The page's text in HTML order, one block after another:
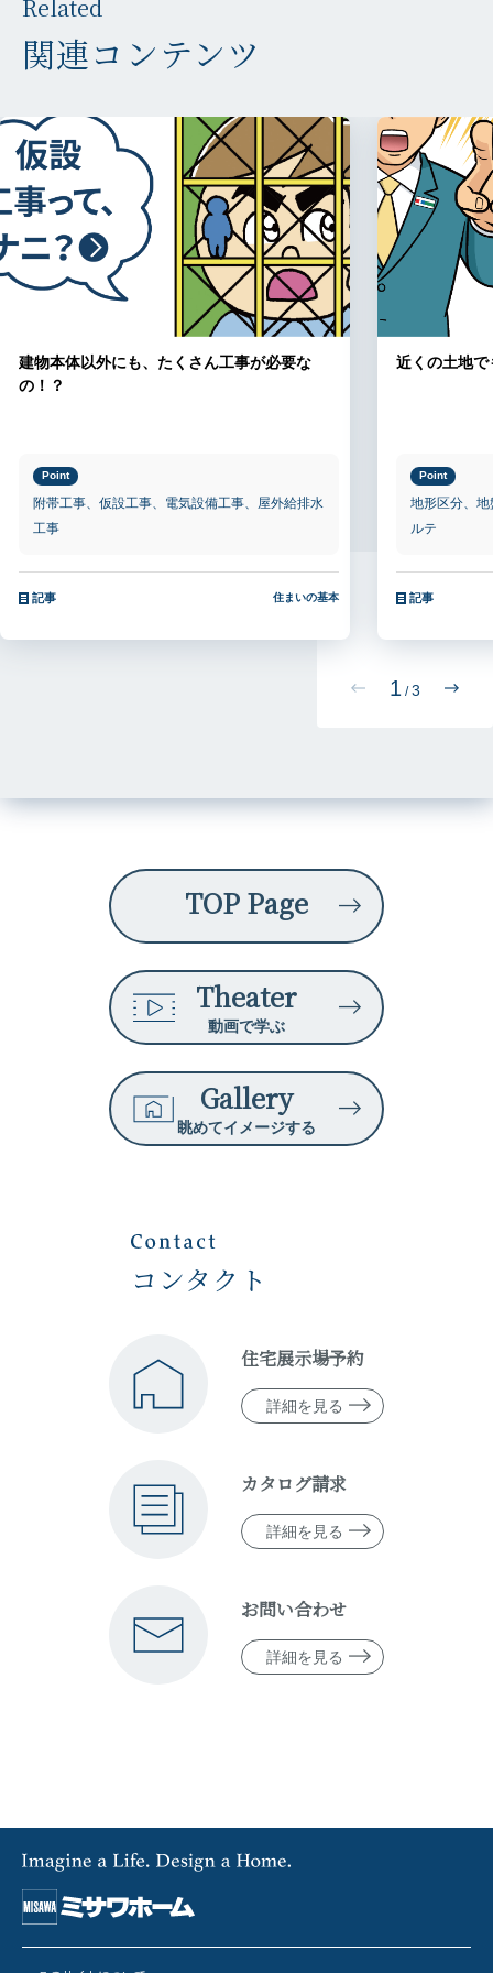
Related
関連コンテンツ
建物本体以外にも、たくさん工事が必要な
の！？
Point
附帯工事、仮設工事、電気設備工事、屋外給排水
工事
記事 住まいの基本
近くの土地
Point
地形区分、
ルテ
記事
1/3
TOP Page
Theater
動画で学ぶ
Gallery
眺めてイメージする
コンタクト
住宅展示場予約
詳細を見る
カタログ請求
詳細を見る
お問い合わせ
詳細を見る